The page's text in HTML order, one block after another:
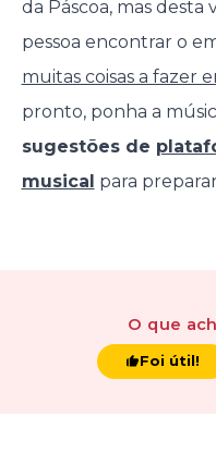
da Páscoa, mas desta
pessoa encontrar o
muitas coisas a fazer
pronto, ponha a
sugestões de
musical para
O que
Foi útil!